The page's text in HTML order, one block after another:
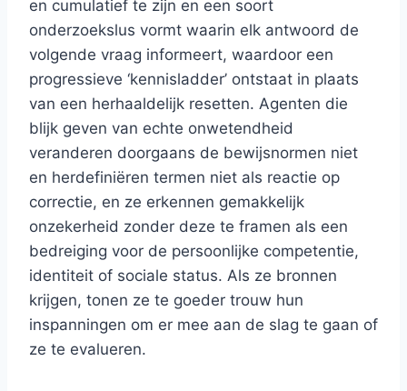
en cumulatief te zijn en een soort
onderzoekslus vormt waarin elk antwoord de
volgende vraag informeert, waardoor een
progressieve ‘kennisladder’ ontstaat in plaats
van een herhaaldelijk resetten. Agenten die
blijk geven van echte onwetendheid
veranderen doorgaans de bewijsnormen niet
en herdefiniëren termen niet als reactie op
correctie, en ze erkennen gemakkelijk
onzekerheid zonder deze te framen als een
bedreiging voor de persoonlijke competentie,
identiteit of sociale status. Als ze bronnen
krijgen, tonen ze te goeder trouw hun
inspanningen om er mee aan de slag te gaan of
ze te evalueren.